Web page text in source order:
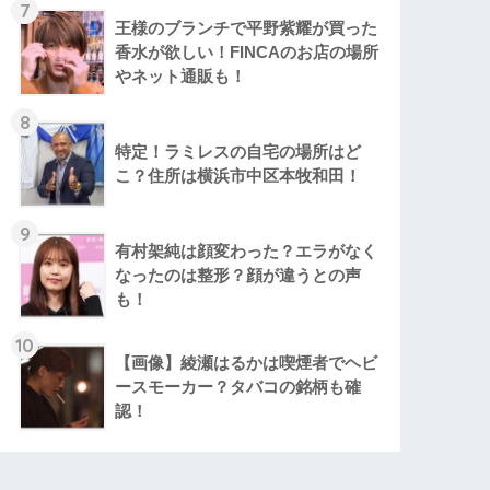
7
王様のブランチで平野紫耀が買った
香水が欲しい！FINCAのお店の場所
やネット通販も！
8
特定！ラミレスの自宅の場所はど
こ？住所は横浜市中区本牧和田！
9
有村架純は顔変わった？エラがなく
なったのは整形？顔が違うとの声
も！
10
【画像】綾瀬はるかは喫煙者でヘビ
ースモーカー？タバコの銘柄も確
認！